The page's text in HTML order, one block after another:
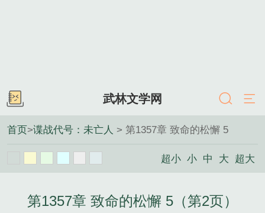
武林文学网
首页>谍战代号：未亡人 > 第1357章 致命的松懈 5
超小 小 中 大 超大
第1357章 致命的松懈 5（第2页）